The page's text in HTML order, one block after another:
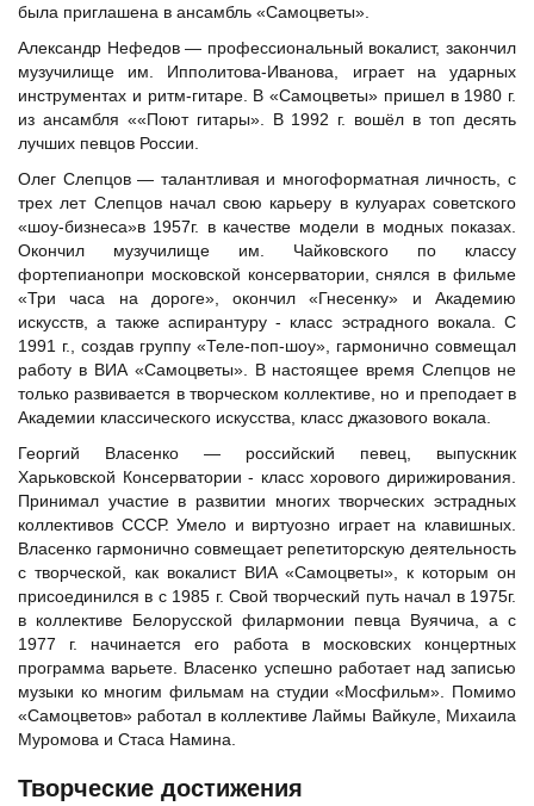
была приглашена в ансамбль «Самоцветы».
Александр Нефедов — профессиональный вокалист, закончил
музучилище им. Ипполитова-Иванова, играет на ударных
инструментах и ритм-гитаре. В «Самоцветы» пришел в 1980 г.
из ансамбля ««Поют гитары». В 1992 г. вошёл в топ десять
лучших певцов России.
Олег Слепцов — талантливая и многоформатная личность, с
трех лет Слепцов начал свою карьеру в кулуарах советского
«шоу-бизнеса»в 1957г. в качестве модели в модных показах.
Окончил музучилище им. Чайковского по классу
фортепианопри московской консерватории, снялся в фильме
«Три часа на дороге», окончил «Гнесенку» и Академию
искусств, а также аспирантуру - класс эстрадного вокала. С
1991 г., создав группу «Теле-поп-шоу», гармонично совмещал
работу в ВИА «Самоцветы». В настоящее время Слепцов не
только развивается в творческом коллективе, но и преподает в
Академии классического искусства, класс джазового вокала.
Георгий Власенко — российский певец, выпускник
Харьковской Консерватории - класс хорового дирижирования.
Принимал участие в развитии многих творческих эстрадных
коллективов СССР. Умело и виртуозно играет на клавишных.
Власенко гармонично совмещает репетиторскую деятельность
с творческой, как вокалист ВИА «Самоцветы», к которым он
присоединился в с 1985 г. Свой творческий путь начал в 1975г.
в коллективе Белорусской филармонии певца Вуячича, а с
1977 г. начинается его работа в московских концертных
программа варьете. Власенко успешно работает над записью
музыки ко многим фильмам на студии «Мосфильм». Помимо
«Самоцветов» работал в коллективеЛаймы Вайкуле, Михаила
Муромова и Стаса Намина.
Творческие достижения